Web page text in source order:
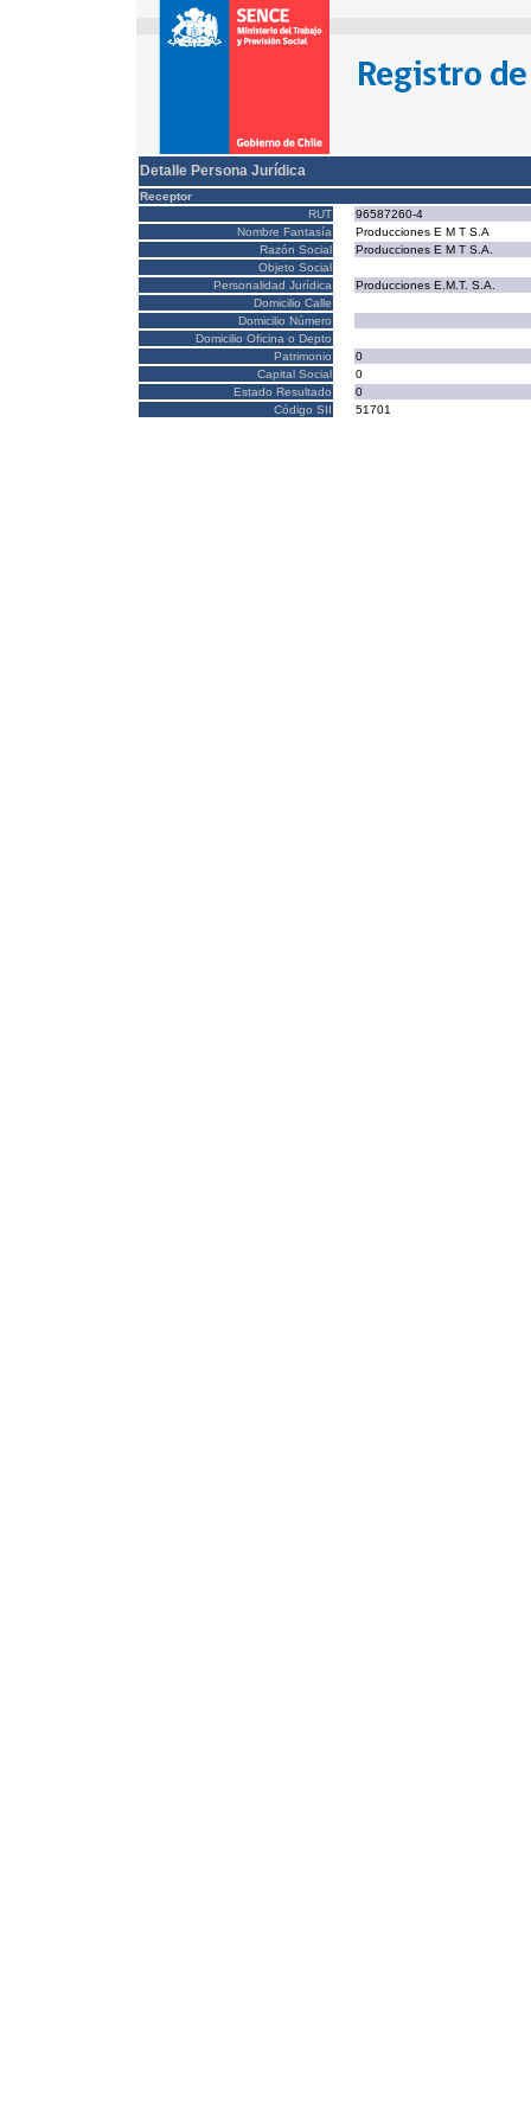
Detalle Persona Jurídica
Receptor
RUT
96587260-4
Nombre Fantasía
Producciones E M T S.A
Razón Social
Producciones E M T S.A.
Objeto Social
Personalidad Jurídica
Producciones E.M.T. S.A.
Domicilio Calle
Domicilio Número
Domicilio Oficina o Depto
Patrimonio
0
Capital Social
0
Estado Resultado
0
Código SII
51701